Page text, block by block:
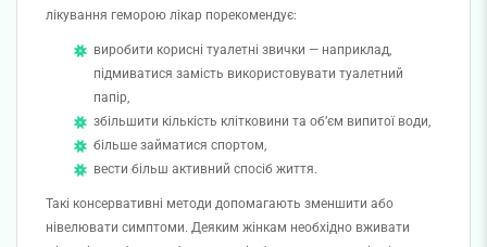
лікування геморою лікар порекомендує:
виробити корисні туалетні звички — наприклад,
підмиватися замість використовувати туалетний
папір,
збільшити кількість клітковини та об’єм випитої води,
більше займатися спортом,
вести більш активний спосіб життя.
Такі консервативні методи допомагають зменшити або
нівелювати симптоми. Деяким жінкам необхідно вживати